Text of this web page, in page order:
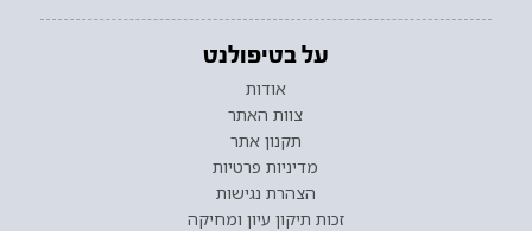
על בטיפולנט
אודות
צוות האתר
תקנון אתר
מדיניות פרטיות
הצהרת נגישות
זכות תיקון עיון ומחיקה